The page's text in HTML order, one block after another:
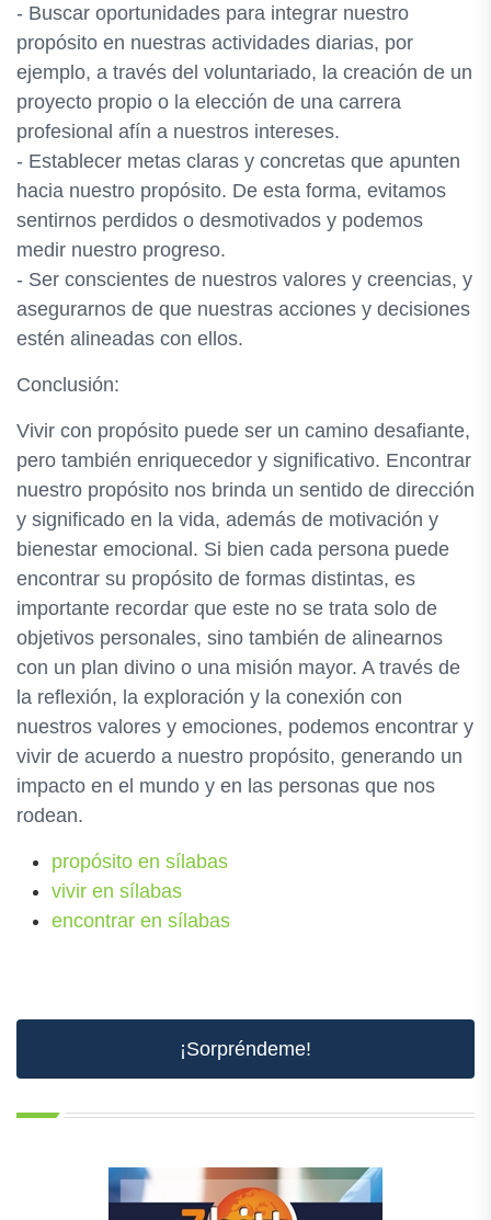
- Buscar oportunidades para integrar nuestro
propósito en nuestras actividades diarias, por
ejemplo, a través del voluntariado, la creación de un
proyecto propio o la elección de una carrera
profesional afín a nuestros intereses.
- Establecer metas claras y concretas que apunten
hacia nuestro propósito. De esta forma, evitamos
sentirnos perdidos o desmotivados y podemos
medir nuestro progreso.
- Ser conscientes de nuestros valores y creencias, y
asegurarnos de que nuestras acciones y decisiones
estén alineadas con ellos.
Conclusión:
Vivir con propósito puede ser un camino desafiante,
pero también enriquecedor y significativo. Encontrar
nuestro propósito nos brinda un sentido de dirección
y significado en la vida, además de motivación y
bienestar emocional. Si bien cada persona puede
encontrar su propósito de formas distintas, es
importante recordar que este no se trata solo de
objetivos personales, sino también de alinearnos
con un plan divino o una misión mayor. A través de
la reflexión, la exploración y la conexión con
nuestros valores y emociones, podemos encontrar y
vivir de acuerdo a nuestro propósito, generando un
impacto en el mundo y en las personas que nos
rodean.
propósito en sílabas
vivir en sílabas
encontrar en sílabas
¡Sorpréndeme!